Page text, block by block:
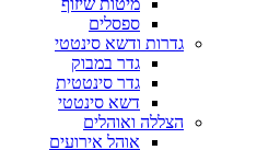
מיטות שיזוף
ספסלים
גדרות ודשא סינטטי
גדר במבוק
גדר סינטטית
דשא סינטטי
הצללה ואוהלים
אוהל אירועים